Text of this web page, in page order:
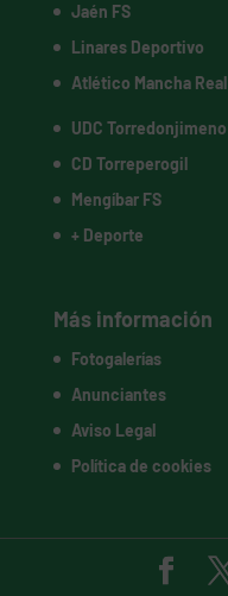
Jaén FS
Linares Deportivo
Atlético Mancha Real
UDC Torredonjimeno
CD Torreperogil
Mengíbar FS
+ Deporte
Más información
Fotogalerías
Anunciantes
Aviso Legal
Política de cookies